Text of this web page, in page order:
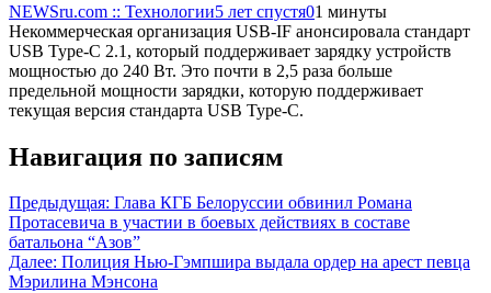
NEWSru.com :: Технологии5 лет спустя01 минуты
Некоммерческая организация USB-IF анонсировала стандарт
USB Type-C 2.1, который поддерживает зарядку устройств
мощностью до 240 Вт. Это почти в 2,5 раза больше
предельной мощности зарядки, которую поддерживает
текущая версия стандарта USB Type-C.
Навигация по записям
Предыдущая: Глава КГБ Белоруссии обвинил Романа
Протасевича в участии в боевых действиях в составе
батальона “Азов”
Далее: Полиция Нью-Гэмпшира выдала ордер на арест певца
Мэрилина Мэнсона